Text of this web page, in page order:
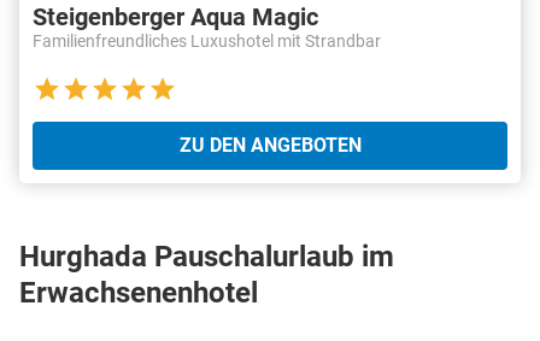
Steigenberger Aqua Magic
Familienfreundliches Luxushotel mit Strandbar
ZU DEN ANGEBOTEN
Hurghada Pauschalurlaub im
Erwachsenenhotel